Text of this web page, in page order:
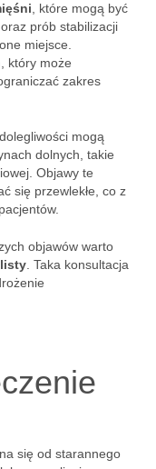
, które mogą być
prób stabilizacji
miejsce.
który może
zakres
mogą
dolnych, takie
Objawy te
się przewlekłe, co z
objawów warto
. Taka konsultacja
się od starannego